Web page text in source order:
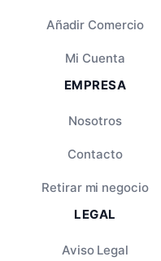
Añadir Comercio
Mi Cuenta
EMPRESA
Nosotros
Contacto
Retirar mi negocio
LEGAL
Aviso Legal